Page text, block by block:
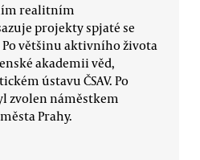
realitním
projekty spjaté se
většinu aktivního života
akademii věd,
ústavu ČSAV. Po
zvolen náměstkem
Prahy.